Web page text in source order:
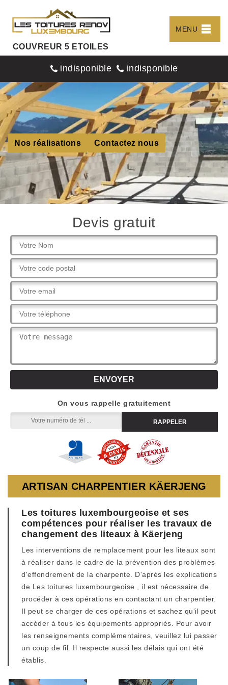
COUVREUR 5 ETOILES
MENU
indisponible indisponible
Nos réalisations Contactez nous
Devis gratuit
On vous rappelle gratuitement
ARTISAN CHARPENTIER KÄERJENG
Les toitures luxembourgeoise et ses
compétences pour réaliser les travaux de
changement des liteaux à Käerjeng
Les interventions de remplacement pour les liteaux sont
à réaliser dans le cadre de la prévention des problèmes
d'effondrement de la charpente. D'après les explications
de Les toitures luxembourgeoise , il est nécessaire de
procéder à ces opérations en contactant un charpentier.
Il peut se charger de ces opérations et sachez qu'il peut
accéder à tous les équipements appropriés. Pour avoir
les renseignements complémentaires, veuillez lui passer
un coup de fil. Il respecte aussi les délais qui ont été
établis.